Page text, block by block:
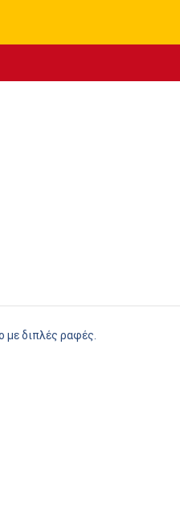
με διπλές ραφές.